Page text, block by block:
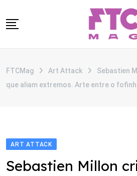
to
CATEGORIAS
FTCMag Art Attack
Sebastien
que aliam extremos. Arte entre o
ART ATTACK
Sebastien Millon